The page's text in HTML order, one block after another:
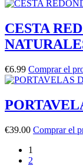
CESTA
€6.99 Comprar el
€39.00 Comprar el
1
2